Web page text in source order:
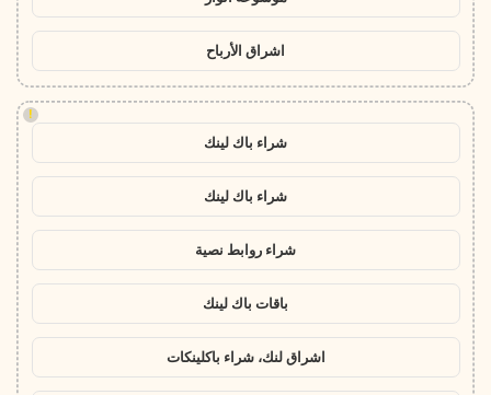
اشراق الأرباح
!
شراء باك لينك
شراء باك لينك
شراء روابط نصية
باقات باك لينك
اشراق لنك، شراء باكلينكات